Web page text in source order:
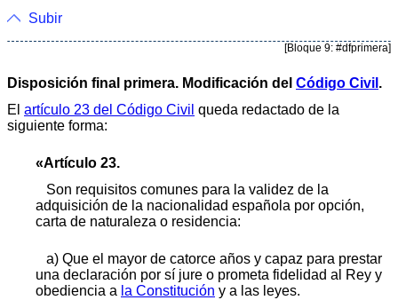
Subir
[Bloque 9: #dfprimera]
Disposición final primera. Modificación del Código Civil .
El artículo 23 del Código Civil queda redactado de la
siguiente forma:
«Artículo 23.
Son requisitos comunes para la validez de la
adquisición de la nacionalidad española por opción,
carta de naturaleza o residencia:
a) Que el mayor de catorce años y capaz para prestar
una declaración por sí jure o prometa fidelidad al Rey y
obediencia a la Constitución y a las leyes.